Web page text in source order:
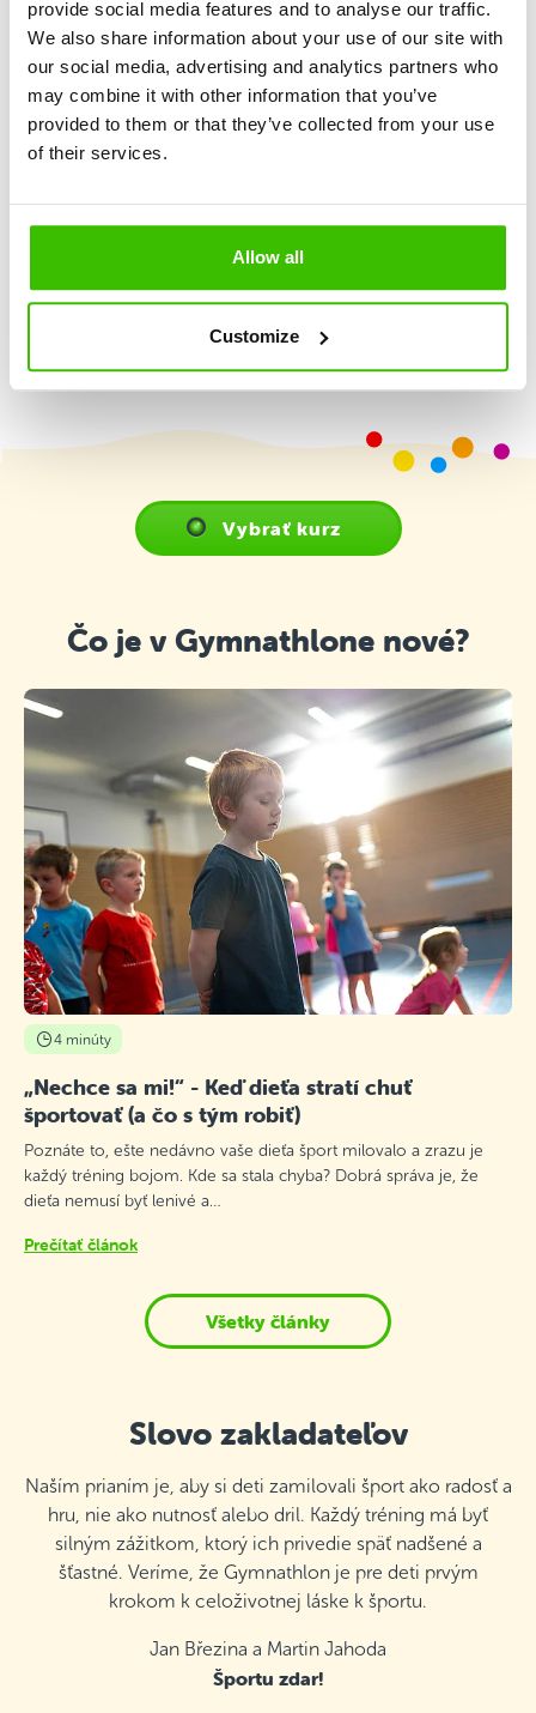
provide social media features and to analyse our traffic.
We also share information about your use of our site with
our social media, advertising and analytics partners who
may combine it with other information that you’ve
provided to them or that they’ve collected from your use
of their services.
Allow all
Customize
Tréning zručností a športov
Program prispôsobený vekovým skupinám
Herný plán s motivačnými samolepkami
Vybrať kurz
Čo je v Gymnathlone nové?
4 minúty
„Nechce sa mi!“ - Keď dieťa stratí chuť
športovať (a čo s tým robiť)
Poznáte to, ešte nedávno vaše dieťa šport milovalo a zrazu je
každý tréning bojom. Kde sa stala chyba? Dobrá správa je, že
dieťa nemusí byť lenivé a…
Prečítať článok
Všetky články
Slovo zakladateľov
Naším prianím je, aby si deti zamilovali šport ako radosť a
hru, nie ako nutnosť alebo dril. Každý tréning má byť
silným zážitkom, ktorý ich privedie späť nadšené a
šťastné. Veríme, že Gymnathlon je pre deti prvým
krokom k celoživotnej láske k športu.
Jan Březina a Martin Jahoda
Športu zdar!